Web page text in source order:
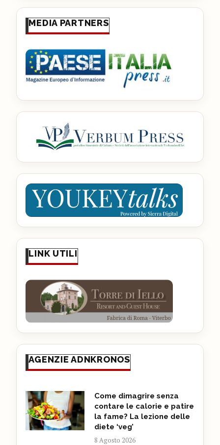
MEDIA PARTNERS
LINK UTILI
AGENZIE ADNKRONOS
Come dimagrire senza
contare le calorie e patire
la fame? La lezione delle
diete ‘veg’
8 Agosto 2026